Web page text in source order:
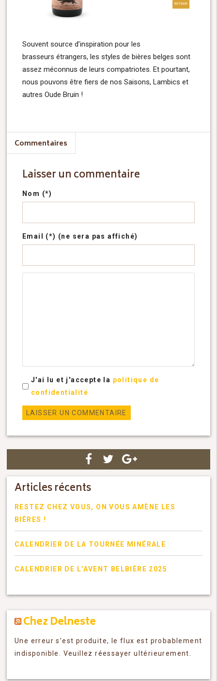
Souvent source d’inspiration pour les
brasseurs étrangers, les styles de bières belges sont
assez méconnus de leurs compatriotes. Et pourtant,
nous pouvons être fiers de nos Saisons, Lambics et
autres Oude Bruin !
Commentaires
Laisser un commentaire
Nom (*)
Email (*) (ne sera pas affiché)
J'ai lu et j'accepte la politique de
confidentialité
Articles récents
RESTEZ CHEZ VOUS, ON VOUS AMÈNE LES
BIÈRES !
CALENDRIER DE LA TOURNÉE MINÉRALE
CALENDRIER DE L’AVENT BELBIÈRE 2025
Chez Delneste
Une erreur s’est produite, le flux est probablement
indisponible. Veuillez réessayer ultérieurement.